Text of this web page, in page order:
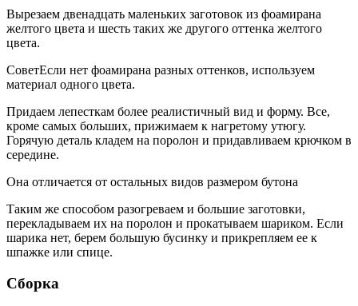
Вырезаем двенадцать маленьких заготовок из фоамирана
желтого цвета и шесть таких же другого оттенка желтого
цвета.
СоветЕсли нет фоамирана разных оттенков, используем
материал одного цвета.
Придаем лепесткам более реалистичный вид и форму. Все,
кроме самых больших, прижимаем к нагретому утюгу.
Горячую деталь кладем на поролон и придавливаем крючком в
середине.
Она отличается от остальных видов размером бутона
Таким же способом разогреваем и большие заготовки,
перекладываем их на поролон и прокатываем шариком. Если
шарика нет, берем большую бусинку и прикрепляем ее к
шпажке или спице.
Сборка